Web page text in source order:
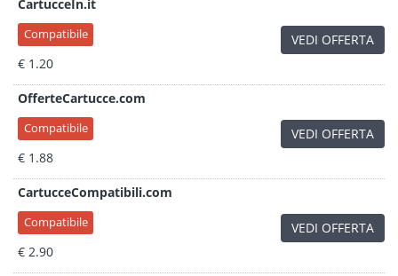
CartucceIn.it
Compatibile
€ 1.20
VEDI OFFERTA
OfferteCartucce.com
Compatibile
€ 1.88
VEDI OFFERTA
CartucceCompatibili.com
Compatibile
€ 2.90
VEDI OFFERTA